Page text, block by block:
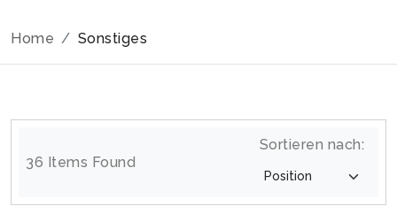
Home Sonstiges
36 Items Found
Sortieren nach: